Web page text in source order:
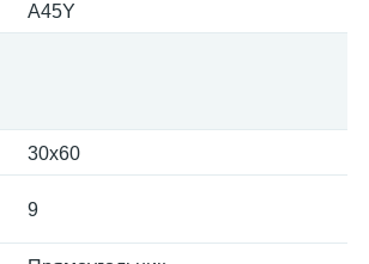
A45Y
30x60
9